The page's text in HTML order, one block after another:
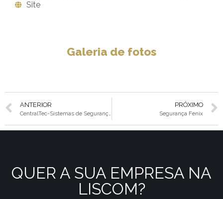
Site
Galeria de fotos
ANTERIOR
CentralTec-Sistemas de Segurança
PRÓXIMO
Segurança Fenix
QUER A SUA EMPRESA NA
LISCOM?